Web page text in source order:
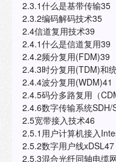
2.3.1什么是基带传输35
2.3.2编码解码技术35
2.4信道复用技术39
2.4.1什么是信道复用39
2.4.2频分复用(FDM)39
2.4.3时分复用(TDM)和
2.4.4波分复用(WDM)41
2.4.5码分多路复用（
2.4.6数字传输系统SDH/
2.5宽带接入技术46
2.5.1用户计算机接入
2.5.2数字用户线xDSL47
2.5.3混合光纤同轴电缆